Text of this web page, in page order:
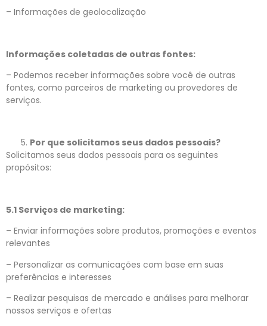
– Informações de geolocalização
Informações coletadas de outras fontes:
– Podemos receber informações sobre você de outras
fontes, como parceiros de marketing ou provedores de
serviços.
Por que solicitamos seus dados pessoais?
Solicitamos seus dados pessoais para os seguintes
propósitos:
5.1 Serviços de marketing:
– Enviar informações sobre produtos, promoções e eventos
relevantes
– Personalizar as comunicações com base em suas
preferências e interesses
– Realizar pesquisas de mercado e análises para melhorar
nossos serviços e ofertas